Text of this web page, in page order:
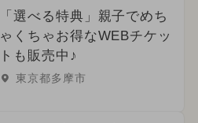
「選べる特典」親子でめち
ゃくちゃお得なWEBチケッ
トも販売中♪
東京都多摩市